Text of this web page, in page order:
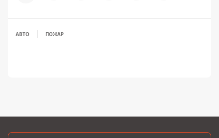
АВТО ПОЖАР